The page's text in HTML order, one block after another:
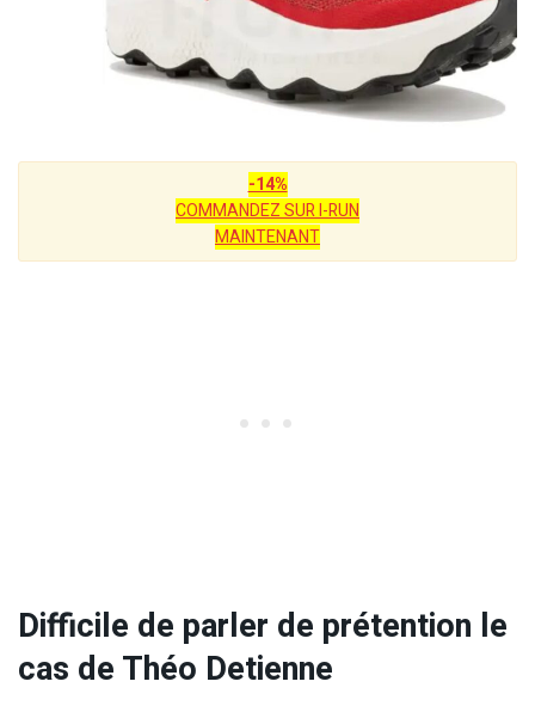
-14%
COMMANDEZ SUR I-RUN
MAINTENANT
Difficile de parler de prétention le
cas de Théo Detienne